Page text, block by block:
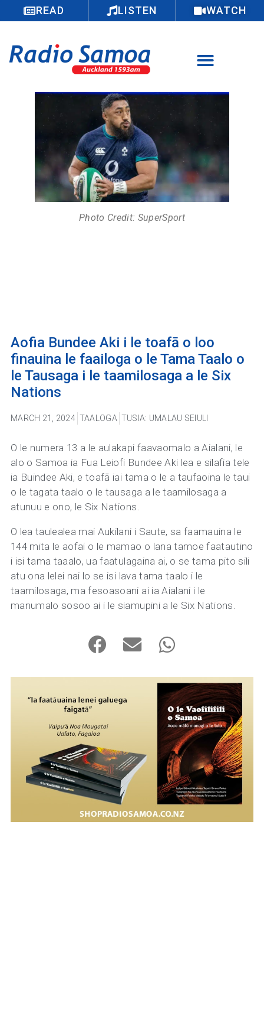
READ LISTEN WATCH
Photo Credit: SuperSport
Aofia Bundee Aki i le toafā o loo
finauina le faailoga o le Tama Taalo o
le Tausaga i le taamilosaga a le Six
Nations
MARCH 21, 2024 TAALOGA TUSIA: UMALAU SEIULI
O le numera 13 a le aulakapi faavaomalo a Aialani, le
alo o Samoa ia Fua Leiofi Bundee Aki lea e silafia tele
ia Buindee Aki, e toafā iai tama o le a taufaoina le taui
o le tagata taalo o le tausaga a le taamilosaga a
atunuu e ono, le Six Nations.
O lea taulealea mai Aukilani i Saute, sa faamauina le
144 mita le aofai o le mamao o lana tamoe faatautino
i isi tama taaalo, ua faatulagaina ai, o se tama pito sili
atu ona lelei nai lo se isi lava tama taalo i le
taamilosaga, ma fesoasoani ai ia Aialani i le
manumalo sosoo ai i le siamupini a le Six Nations.